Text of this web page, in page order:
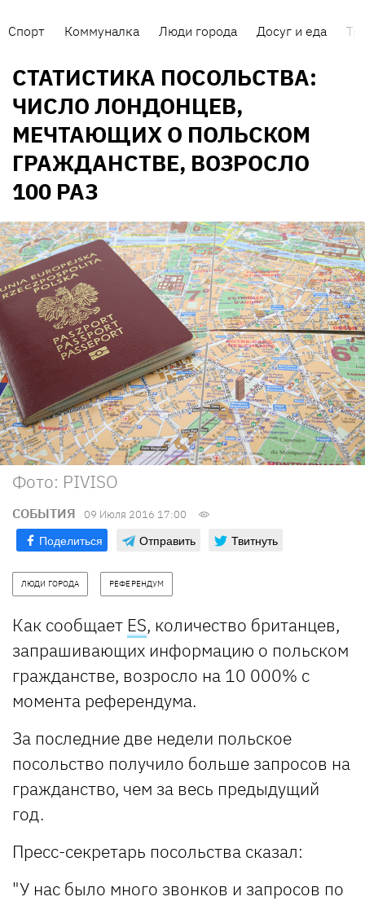
Спорт Коммуналка Люди города Досуг и еда
СТАТИСТИКА ПОСОЛЬСТВА:
ЧИСЛО ЛОНДОНЦЕВ,
МЕЧТАЮЩИХ О ПОЛЬСКОМ
ГРАЖДАНСТВЕ, ВОЗРОСЛО
100 РАЗ
Фото: PIVISO
СОБЫТИЯ 09 Июля 2016 17:00
Поделиться Отправить Твитнуть
ЛЮДИ ГОРОДА РЕФЕРЕНДУМ
Как сообщает ES, количество британцев,
запрашивающих информацию о польском
гражданстве, возросло на 10 000% с
момента референдума.
За последние две недели польское
посольство получило больше запросов на
гражданство, чем за весь предыдущий
год.
Пресс-секретарь посольства сказал:
"У нас было много звонков и запросов по